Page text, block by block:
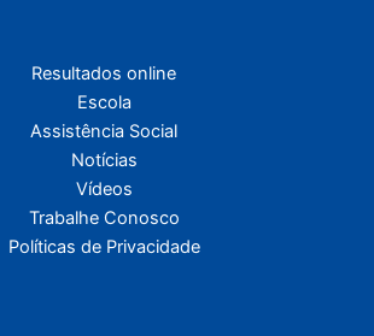
Resultados online
Escola
Assistência Social
Notícias
Vídeos
Trabalhe Conosco
Políticas de Privacidade